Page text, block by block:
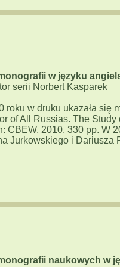
w języku
serii Norbert Kasparek
roku w druku ukazała się
of All Russias. The
CBEW, 2010, 330 pp. W
Jurkowskiego i Dariusza
naukowych w